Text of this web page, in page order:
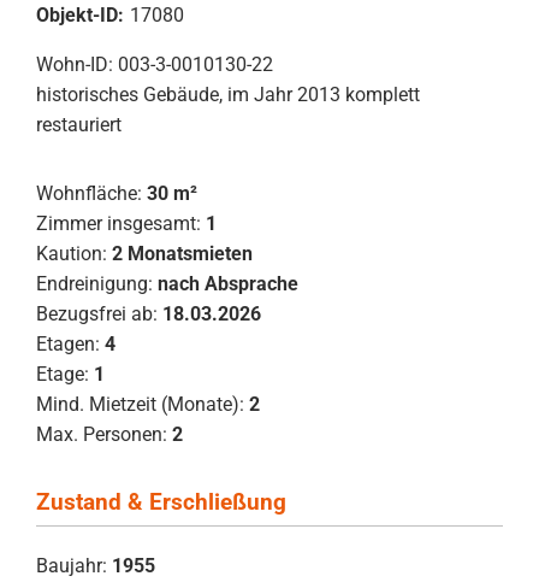
Objekt-ID: 17080
Wohn-ID: 003-3-0010130-22
historisches Gebäude, im Jahr 2013 komplett
restauriert
Wohnfläche: 30 m²
Zimmer insgesamt: 1
Kaution: 2 Monatsmieten
Endreinigung: nach Absprache
Bezugsfrei ab: 18.03.2026
Etagen: 4
Etage: 1
Mind. Mietzeit (Monate): 2
Max. Personen: 2
Zustand & Erschließung
Baujahr: 1955